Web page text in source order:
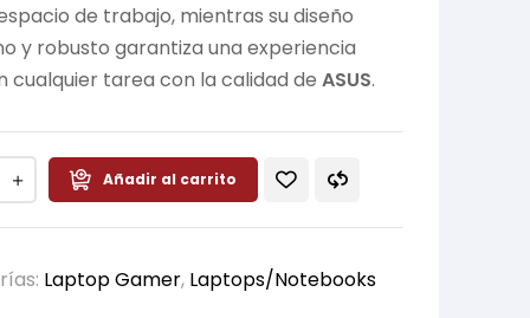
de trabajo, mientras su diseño
y robusto garantiza una experiencia
cualquier tarea con la calidad de ASUS.
Añadir al carrito
Laptop Gamer, Laptops/Notebooks